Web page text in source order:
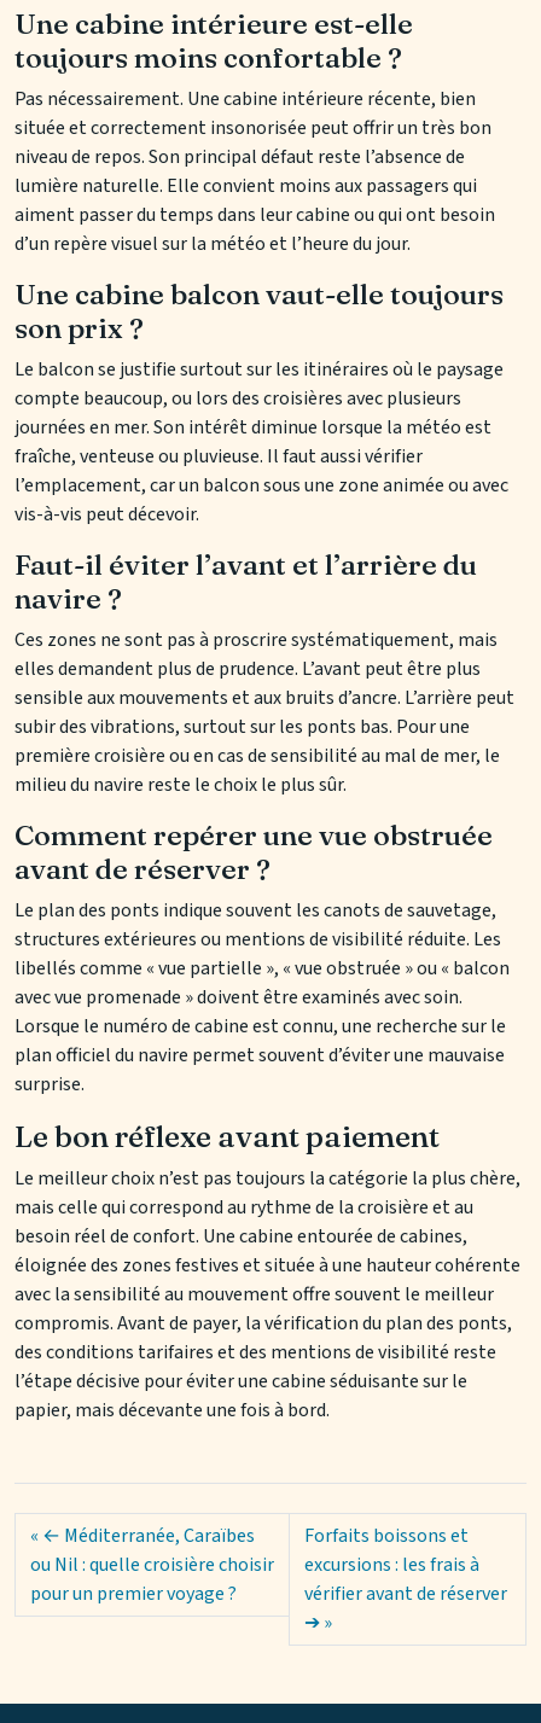
Une cabine intérieure est-elle
toujours moins confortable ?
Pas nécessairement. Une cabine intérieure récente, bien
située et correctement insonorisée peut offrir un très bon
niveau de repos. Son principal défaut reste l’absence de
lumière naturelle. Elle convient moins aux passagers qui
aiment passer du temps dans leur cabine ou qui ont besoin
d’un repère visuel sur la météo et l’heure du jour.
Une cabine balcon vaut-elle toujours
son prix ?
Le balcon se justifie surtout sur les itinéraires où le paysage
compte beaucoup, ou lors des croisières avec plusieurs
journées en mer. Son intérêt diminue lorsque la météo est
fraîche, venteuse ou pluvieuse. Il faut aussi vérifier
l’emplacement, car un balcon sous une zone animée ou avec
vis-à-vis peut décevoir.
Faut-il éviter l’avant et l’arrière du
navire ?
Ces zones ne sont pas à proscrire systématiquement, mais
elles demandent plus de prudence. L’avant peut être plus
sensible aux mouvements et aux bruits d’ancre. L’arrière peut
subir des vibrations, surtout sur les ponts bas. Pour une
première croisière ou en cas de sensibilité au mal de mer, le
milieu du navire reste le choix le plus sûr.
Comment repérer une vue obstruée
avant de réserver ?
Le plan des ponts indique souvent les canots de sauvetage,
structures extérieures ou mentions de visibilité réduite. Les
libellés comme « vue partielle », « vue obstruée » ou « balcon
avec vue promenade » doivent être examinés avec soin.
Lorsque le numéro de cabine est connu, une recherche sur le
plan officiel du navire permet souvent d’éviter une mauvaise
surprise.
Le bon réflexe avant paiement
Le meilleur choix n’est pas toujours la catégorie la plus chère,
mais celle qui correspond au rythme de la croisière et au
besoin réel de confort. Une cabine entourée de cabines,
éloignée des zones festives et située à une hauteur cohérente
avec la sensibilité au mouvement offre souvent le meilleur
compromis. Avant de payer, la vérification du plan des ponts,
des conditions tarifaires et des mentions de visibilité reste
l’étape décisive pour éviter une cabine séduisante sur le
papier, mais décevante une fois à bord.
← Méditerranée, Caraïbes
ou Nil : quelle croisière choisir
pour un premier voyage ?
Forfaits boissons et
excursions : les frais à
vérifier avant de réserver
➔